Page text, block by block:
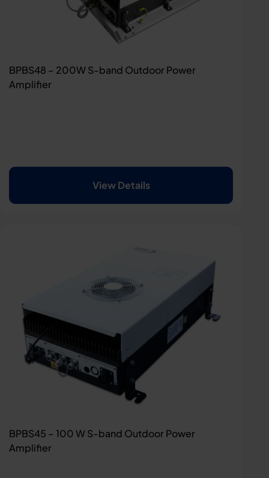
BPBS48 – 200W S-band Outdoor Power
Amplifier
View Details
BPBS45 – 100 W S-band Outdoor Power
Amplifier